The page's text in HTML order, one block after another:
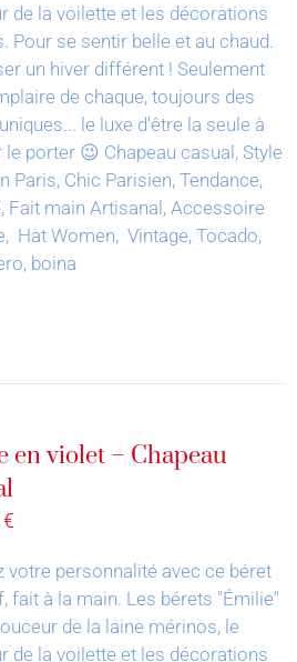
de la voilette et les décorations
Pour se sentir belle et au chaud.
un hiver différent ! Seulement
de chaque, toujours des
le luxe d'être la seule à
le porter 😉 Chapeau casual, Style
Paris, Chic Parisien, Tendance,
Fait main Artisanal, Accessoire
Hat Women, Vintage, Tocado,
boina
en violet – Chapeau
€
votre personnalité avec ce béret
fait à la main. Les bérets "Émilie"
de la laine mérinos, le
de la voilette et les décorations